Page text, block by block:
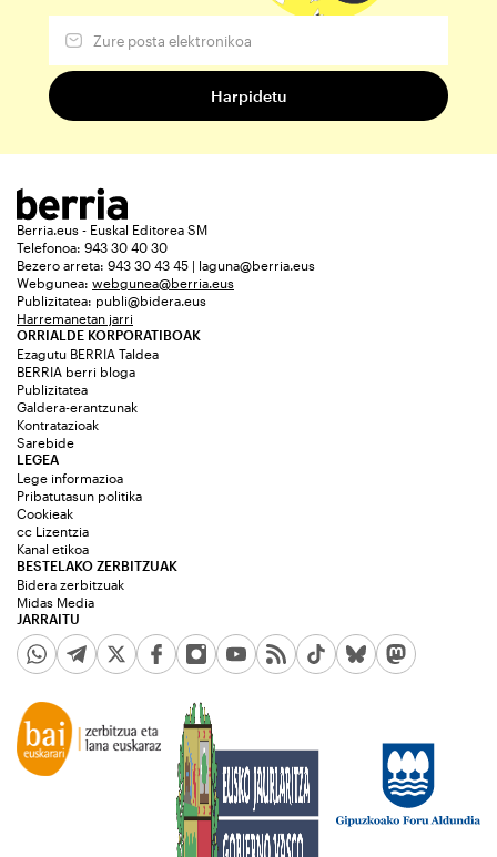
Berria.eus - Euskal Editorea SM
Telefonoa: 943 30 40 30
Bezero arreta: 943 30 43 45 | laguna@berria.eus
Webgunea: webgunea@berria.eus
Publizitatea: publi@bidera.eus
Harremanetan jarri
ORRIALDE KORPORATIBOAK
Ezagutu BERRIA Taldea
BERRIA berri bloga
Publizitatea
Galdera-erantzunak
Kontratazioak
Sarebide
JARRAITU
LEGEA
Lege informazioa
Pribatutasun politika
Cookieak
cc Lizentzia
Kanal etikoa
BESTELAKO ZERBITZUAK
Bidera zerbitzuak
Midas Media